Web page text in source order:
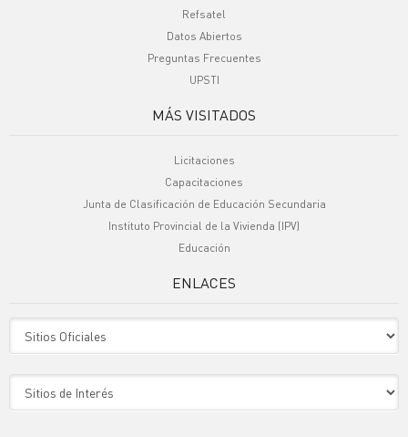
Refsatel
Datos Abiertos
Preguntas Frecuentes
UPSTI
MÁS VISITADOS
Licitaciones
Capacitaciones
Junta de Clasificación de Educación Secundaria
Instituto Provincial de la Vivienda (IPV)
Educación
ENLACES